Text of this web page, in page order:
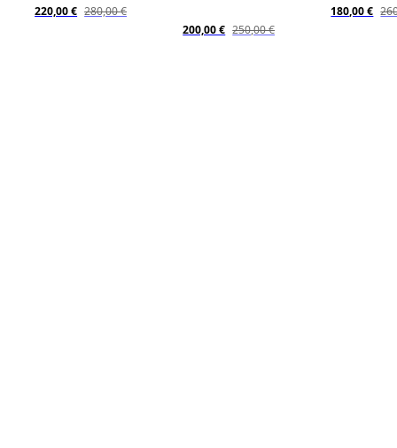
220,00 € 280,00 €
200,00 € 250,00 €
180,00 €